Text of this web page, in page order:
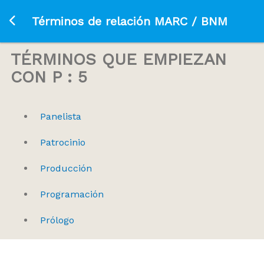
Ir a la página principal
Términos de relación MARC / BNM
TÉRMINOS QUE EMPIEZAN
CON P : 5
Panelista
Patrocinio
Producción
Programación
Prólogo